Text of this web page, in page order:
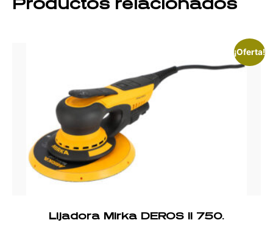
Productos relacionados
¡Oferta!
Lijadora Mirka DEROS II 750.